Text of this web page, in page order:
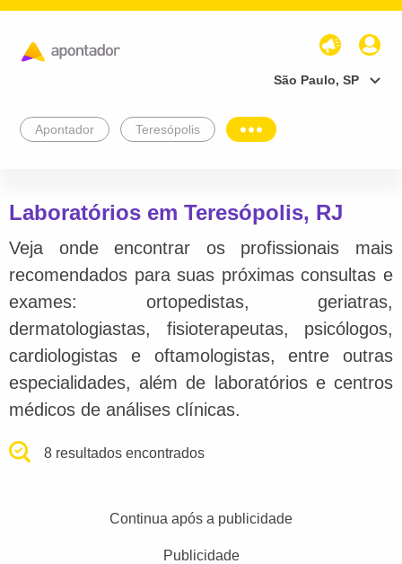
São Paulo, SP
Apontador Teresópolis
Laboratórios em Teresópolis, RJ
Veja onde encontrar os profissionais mais
recomendados para suas próximas consultas e
exames: ortopedistas, geriatras,
dermatologiastas, fisioterapeutas, psicólogos,
cardiologistas e oftamologistas, entre outras
especialidades, além de laboratórios e centros
médicos de análises clínicas.
8 resultados encontrados
Continua após a publicidade
Publicidade